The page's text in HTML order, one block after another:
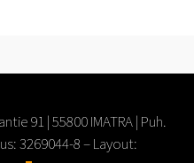
91 | 55800 IMATRA | Puh.
3269044-8– Layout: